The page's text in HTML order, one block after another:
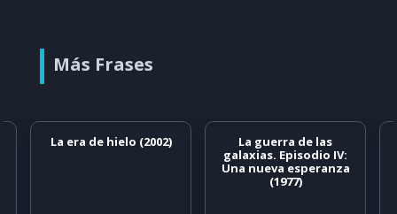
Más Frases
La era de hielo (2002)
La guerra de las
galaxias. Episodio IV:
Una nueva esperanza
(1977)